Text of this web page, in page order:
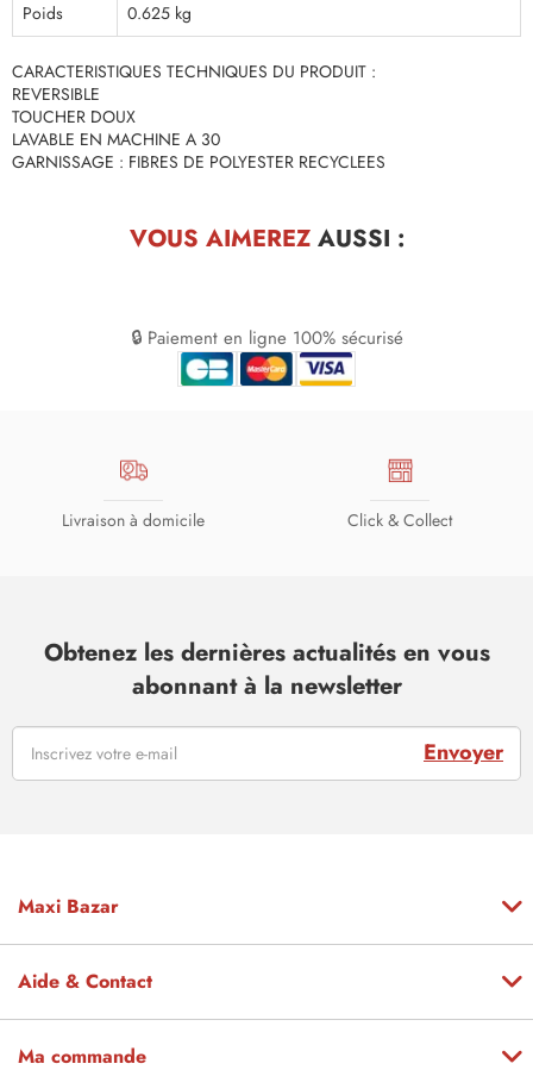
Poids
0.625 kg
CARACTERISTIQUES TECHNIQUES DU PRODUIT :
REVERSIBLE
TOUCHER DOUX
LAVABLE EN MACHINE A 30
GARNISSAGE : FIBRES DE POLYESTER RECYCLEES
VOUS AIMEREZAUSSI :
🔒 Paiement en ligne 100% sécurisé
Livraison à domicile Click & Collect
Obtenez les dernières actualités en vous
abonnant à la newsletter
Envoyer
Maxi Bazar
Aide & Contact
Ma commande